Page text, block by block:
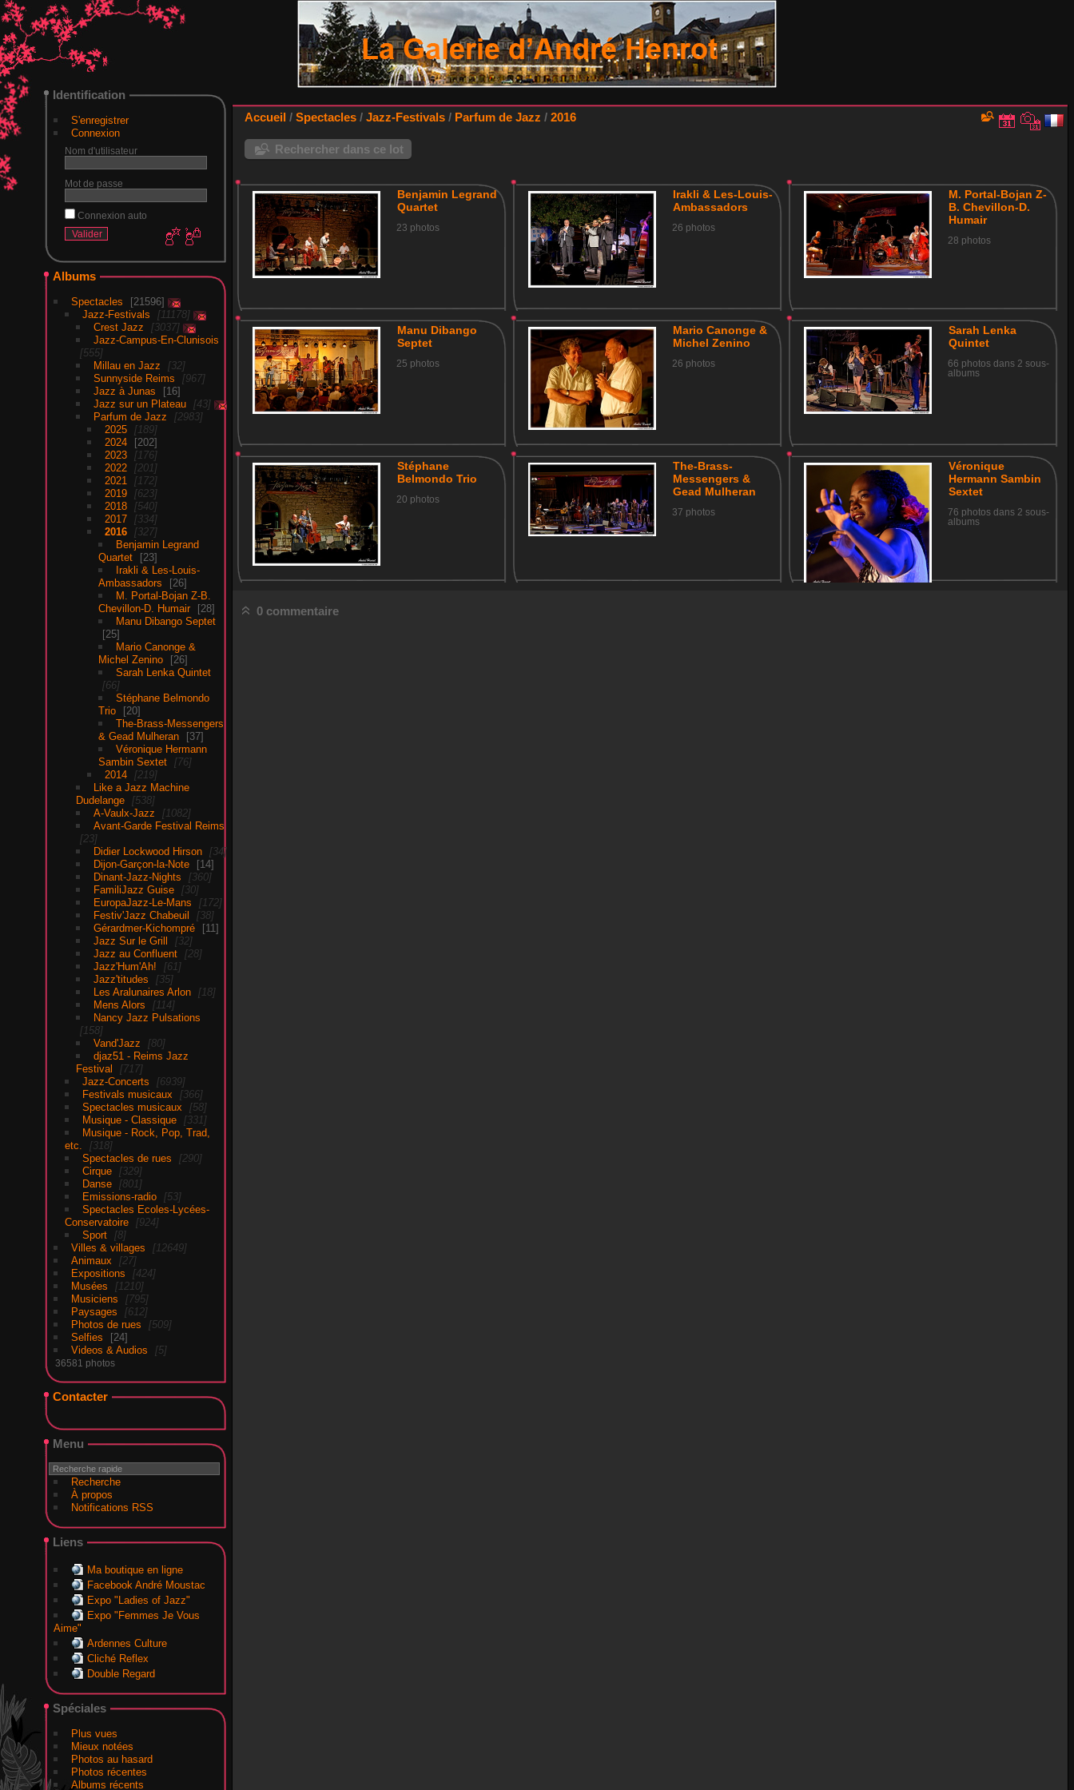
Identification
S'enregistrer
Connexion
Nom d'utilisateur
Mot de passe
Connexion auto
Albums
Spectacles
21596
Jazz-Festivals
11178
Crest Jazz
3037
Jazz-Campus-En-Clunisois
555
Millau en Jazz
32
Sunnyside Reims
967
Jazz à Junas
16
Jazz sur un Plateau
43
Parfum de Jazz
2983
2025
189
2024
202
2023
176
2022
201
2021
172
2019
623
2018
540
2017
334
2016
327
Benjamin Legrand
Quartet
23
Irakli & Les-Louis-
Ambassadors
26
M. Portal-Bojan Z-B.
Chevillon-D. Humair
28
Manu Dibango Septet
25
Mario Canonge &
Michel Zenino
26
Sarah Lenka Quintet
66
Stéphane Belmondo
Trio
20
The-Brass-Messengers
& Gead Mulheran
37
Véronique Hermann
Sambin Sextet
76
2014
219
Like a Jazz Machine
Dudelange
538
A-Vaulx-Jazz
1082
Avant-Garde Festival Reims
23
Didier Lockwood Hirson
34
Dijon-Garçon-la-Note
14
Dinant-Jazz-Nights
360
FamiliJazz Guise
30
EuropaJazz-Le-Mans
172
Festiv'Jazz Chabeuil
38
Gérardmer-Kichompré
11
Jazz Sur le Grill
32
Jazz au Confluent
28
Jazz'Hum'Ah!
61
Jazz'titudes
35
Les Aralunaires Arlon
18
Mens Alors
114
Nancy Jazz Pulsations
158
Vand'Jazz
80
djaz51 - Reims Jazz
Festival
717
Jazz-Concerts
6939
Festivals musicaux
366
Spectacles musicaux
58
Musique - Classique
331
Musique - Rock, Pop, Trad,
etc.
318
Spectacles de rues
290
Cirque
329
Danse
801
Emissions-radio
53
Spectacles Ecoles-Lycées-
Conservatoire
924
Sport
8
Villes & villages
12649
Animaux
27
Expositions
424
Musées
1210
Musiciens
795
Paysages
612
Photos de rues
509
Selfies
24
Videos & Audios
5
36581 photos
Contacter
Menu
Recherche
À propos
Notifications RSS
Liens
Ma boutique en ligne
Facebook André Moustac
Expo "Ladies of Jazz"
Expo "Femmes Je Vous
Aime"
Ardennes Culture
Cliché Reflex
Double Regard
Spéciales
Plus vues
Mieux notées
Photos au hasard
Photos récentes
Albums récents
Accueil / Spectacles / Jazz-Festivals / Parfum de Jazz / 2016
Rechercher dans ce lot
Benjamin Legrand
Quartet
23 photos
Irakli & Les-Louis-
Ambassadors
26 photos
M. Portal-Bojan Z-
B. Chevillon-D.
Humair
28 photos
Manu Dibango
Septet
25 photos
Mario Canonge &
Michel Zenino
26 photos
Sarah Lenka
Quintet
66 photos dans 2 sous-
albums
Stéphane
Belmondo Trio
20 photos
The-Brass-
Messengers &
Gead Mulheran
37 photos
Véronique
Hermann Sambin
Sextet
76 photos dans 2 sous-
albums
0 commentaire